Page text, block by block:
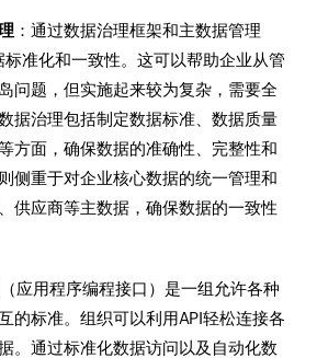
：通过数据治理框架和主数据管理
标准化和一致性。这可以帮助企业从管
问题，但实施起来较为复杂，需要全
据治理包括制定数据标准、数据质量
方面，确保数据的准确性、完整性和
侧重于对企业核心数据的统一管理和
供应商等主数据，确保数据的一致性
（应用程序编程接口）是一组允许各种
的标准。组织可以利用API轻松连接各
。通过标准化数据访问以及自动化数